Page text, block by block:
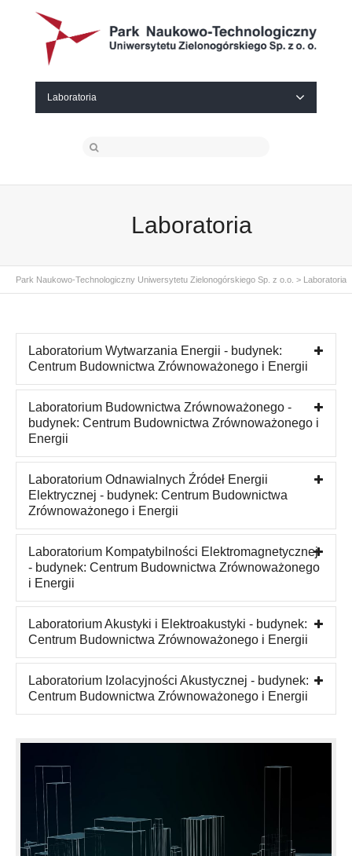
Laboratoria
Laboratoria
Park Naukowo-Technologiczny Uniwersytetu Zielonogórskiego Sp. z o.o. > Laboratoria
Laboratorium Wytwarzania Energii - budynek:
Centrum Budownictwa Zrównoważonego i Energii
Laboratorium Budownictwa Zrównoważonego -
budynek: Centrum Budownictwa Zrównoważonego i
Energii
Laboratorium Odnawialnych Źródeł Energii
Elektrycznej - budynek: Centrum Budownictwa
Zrównoważonego i Energii
Laboratorium Kompatybilności Elektromagnetycznej
- budynek: Centrum Budownictwa Zrównoważonego
i Energii
Laboratorium Akustyki i Elektroakustyki - budynek:
Centrum Budownictwa Zrównoważonego i Energii
Laboratorium Izolacyjności Akustycznej - budynek:
Centrum Budownictwa Zrównoważonego i Energii